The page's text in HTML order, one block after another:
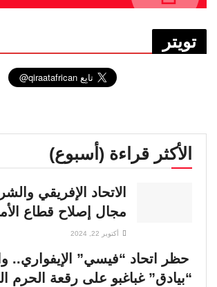
تويتر
الأكثر قراءة (أسبوع)
الاتحاد الإفريقي
مجال إصلاح قطاع
أكتوبر 22, 2024
حظر اتحاد “فيسي” الإيفواري..
“بيادق” غباغبو على رقعة الحرم